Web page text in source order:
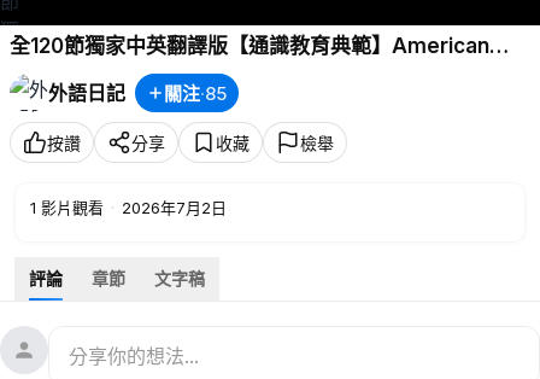
全120節獨家中英翻譯版【通識教育典範】American
Textbook Reading科學主教材全部課程- 外教美國大叔
Brain Stewart精講 P119 - Social Studies 社會科學-4-
14 Various Landforms
外語日記 關注·85
按讚 分享 收藏 檢舉
1 影片觀看 · 2026年7月2日
評論 章節 文字稿